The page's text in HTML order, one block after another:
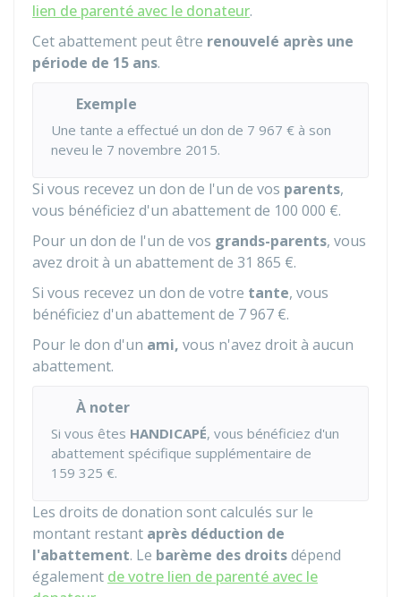
lien de parenté avec le donateur.
Cet abattement peut être renouvelé après une
période de 15 ans.
Exemple
Une tante a effectué un don de 7 967 € à son
neveu le 7 novembre 2015.
Si vous recevez un don de l'un de vos parents,
vous bénéficiez d'un abattement de 100 000 €.
Pour un don de l'un de vos grands-parents, vous
avez droit à un abattement de 31 865 €.
Si vous recevez un don de votre tante, vous
bénéficiez d'un abattement de 7 967 €.
Pour le don d'un ami, vous n'avez droit à aucun
abattement.
À noter
Si vous êtes HANDICAPÉ, vous bénéficiez d'un
abattement spécifique supplémentaire de
159 325 €.
Les droits de donation sont calculés sur le
montant restant après déduction de
l'abattement. Le barème des droitsdépend
également de votre lien de parenté avec le